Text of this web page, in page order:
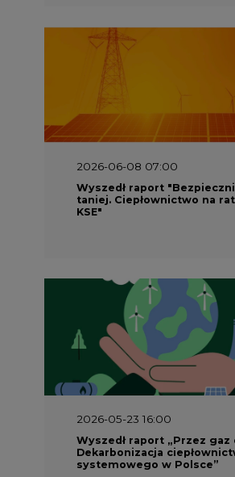
2026-06-08 07:00
Wyszedł raport
taniej. Ciepłownictwo na
KSE"
2026-05-23 16:00
Wyszedł raport „Przez gaz
Dekarbonizacja
systemowego w Polsce”